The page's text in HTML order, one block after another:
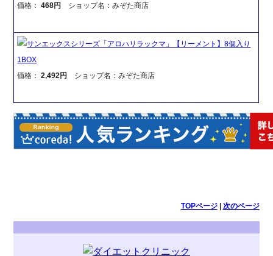
価格：468円 ショップ名：みぞた商店
サンエックスシリーズ「アロハリラックマ」【リーメント】8個入り
1BOX
価格：2,492円 ショップ名：みぞた商店
TOPページ| 次のページ